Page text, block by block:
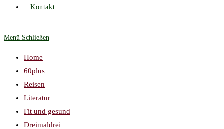
Kontakt
Menü Schließen
Home
60plus
Reisen
Literatur
Fit und gesund
Dreimaldrei